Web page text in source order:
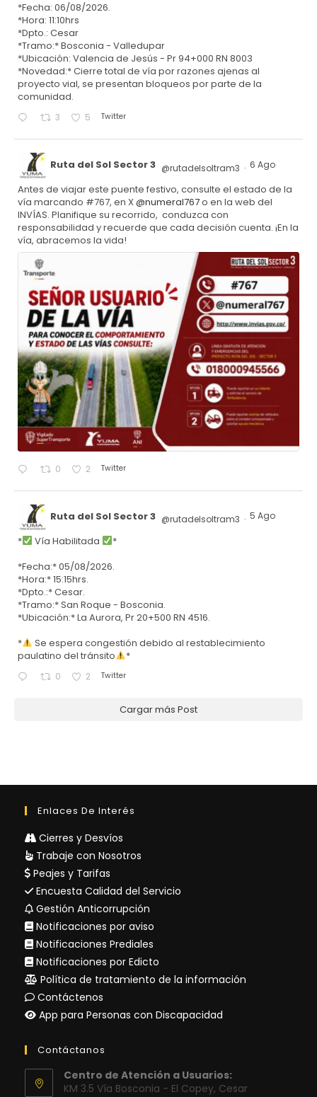
*Fecha: 06/08/2026.
*Hora: 11:10hrs
*Dpto.: Cesar
*Tramo:* Bosconia - Valledupar
*Ubicación: Valencia de Jesús - Pr 94+000 RN 8003
*Novedad:* Cierre total de vía por razones ajenas al
proyecto vial, se presentan bloqueos por parte de la
comunidad.
3 5 Twitter
Ruta del Sol Sector 3 @rutadelsoltram3 · 6 Ago
Antes de viajar este puente festivo, consulte el estado de la
vía marcando #767, en X@numeral767o en la web del
INVÍAS. Planifique su recorrido, conduzca con
responsabilidad y recuerde que cada decisión cuenta. ¡En la
vía, abracemos la vida!
0 2 Twitter
Ruta del Sol Sector 3 @rutadelsoltram3 · 5 Ago
* Vía Habilitada
*
*Fecha:* 05/08/2026.
*Hora:* 15:15hrs.
*Dpto.:* Cesar.
*Tramo:* San Roque - Bosconia.
*Ubicación:* La Aurora, Pr 20+500 RN 4516.
*
Se espera congestión debido al restablecimiento
paulatino del tránsito
*
0 2 Twitter
Cargar más Post
Enlaces De Interés
Cierres y Desvíos
Trabaje con Nosotros
Peajes y Tarifas
Encuesta Calidad del Servicio
Gestión Anticorrupción
Notificaciones por aviso
Notificaciones Prediales
Notificaciones por Edicto
Política de tratamiento de la información
Contáctenos
App para Personas con Discapacidad
Contáctanos
Centro de Atención a Usuarios:
KM 3.5 Vía Bosconia - El Copey, Cesar